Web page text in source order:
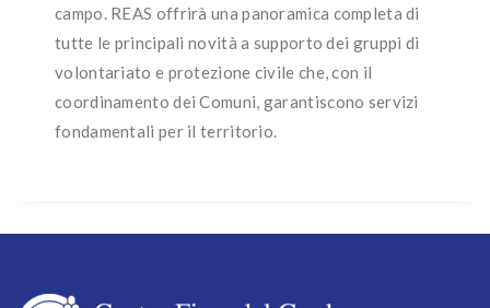
campo. REAS offrirà una panoramica completa di
tutte le principali novità a supporto dei gruppi di
volontariato e protezione civile che, con il
coordinamento dei Comuni, garantiscono servizi
fondamentali per il territorio.